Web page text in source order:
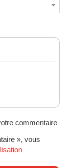
commentaire
», vous